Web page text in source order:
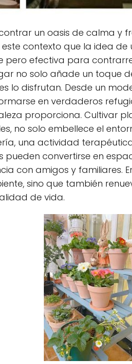
un oasis de calma y
contexto que la idea
pero efectiva para
no solo añade un toque
lo disfrutan. Desde un
en verdaderos
proporciona. Cultivar
no solo embellece el
una actividad
pueden convertirse en
con amigos y familiares.
sino que también
de vida.